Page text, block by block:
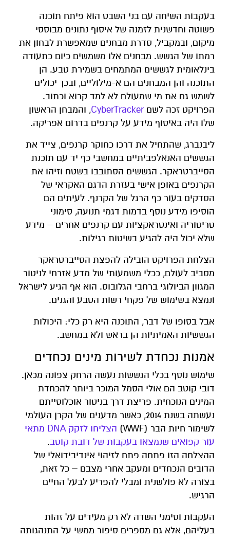
בעקבות השיחה עם בני השבט הוא פיתח תוכנה
פשוטה וחדשנית לזמנה של איסוף נתונים מבוססי
מיקום, ובמקביל, סדרת מבחנים שמאפשרת לבחון את
רמתו של הגשש. מבחנים אלו משמשים כיום כתעודה
בינלאומית לגששים המתמחים בשמירת טבע. הן
התוכנה והן המבחנים הם א-מילוליים, ובכך יכולים
לשמש גם את מי שמעולם לא למד קרוא וכתוב.
הפרויקט זכה לשםCyberTracker, והמבחן הראשון
שלו היה באיסוף מידע על קרנפים בדרום אפריקה.
ליבנברג, שהתחיל את דרכו כחוקר קרנפים, צייד את
הגששים האנאלפביתיים במחשבי כף יד עם תוכנת
הסייברטראקר. הגששים הסתובבו בשטח וזיהו את
הקרנפים באופן אישי בעזרת הדגם האקראי של
הסדקים בעור כף הרגל של הקרנף. לעיתים הם
הוסיפו מידע נוסף בדמות דגמי תנועה, סימוני
טריטוריה ואינטראקציות עם קרנפים אחרים – מידע
שלא יכול היה להגיע בשיטות רגילות.
הצלחת הפרויקט הובילה להפצת הסייברטראקר
מסביב לעולם, ככלי משמעותי של מדע אזרחי לניטור
המגוון הביולוגי ברחבי הגלובוס. הוא אף הגיע לישראל
ונמצא בשימוש של פקחי רשות הטבע והגנים.
אבל בסופו של דבר, התוכנה היא רק כלי: היכולות
הגששיות האמיתיות הן בראש ולא במחשב.
אמנות נכחדת לשירות מינים נכחדים
שימוש נוסף בכלי הגששות נעשה הרחק צפונה מכאן.
דובי קוטב הם אולי הסמל המוכר ביותר להכחדת
המינים הנוכחית. פריצת דרך בניטור אוכלוסייתם
נעשתה בשנת 2014, כאשר מדענים של הקרן העולמי
לשימור חיות הבר (WWF)
הצליחו לזקק DNA מתאי
עור קפואים שנמצאו בעקבות של דובת קוטב.
ההצלחה הזו פתחה פתח לזיהוי אינדיבידואלי של
הדובים הנכחדים ומעקב אחרי מצבם – כל זאת,
בצורה לא פולשנית ומבלי להפריע לבעל החיים
הרגיש.
העקבות וסימני השדה לא רק מעידים על זהות
בעליהם, אלא גם מספרים סיפור ממשי על התנהגותה